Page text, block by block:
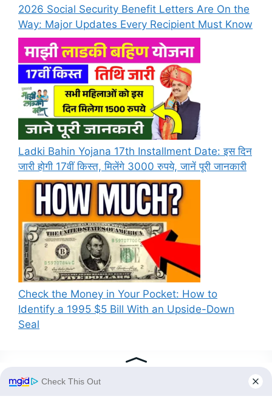
2026 Social Security Benefit Letters Are On the
Way: Major Updates Every Recipient Must Know
Ladki Bahin Yojana 17th Installment Date: इस दिन
जारी होगी 17वीं किस्त, मिलेंगे 3000 रुपये, जानें पूरी जानकारी
Check the Money in Your Pocket: How to
Identify a 1995 $5 Bill With an Upside-Down
Seal
Recent Comments